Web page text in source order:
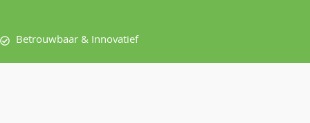
Betrouwbaar & Innovatief